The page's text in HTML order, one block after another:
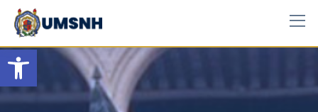
Open toolbar
Skip
content